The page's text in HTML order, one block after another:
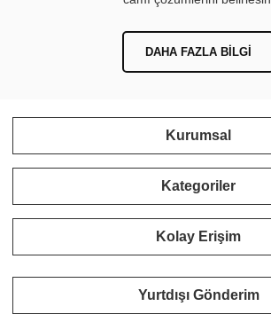
DAHA FAZLA BILGI
Kurumsal
Kategoriler
Kolay Erişim
Yurtdışı Gönderim